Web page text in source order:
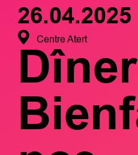
26.04.2025
Centre Atert